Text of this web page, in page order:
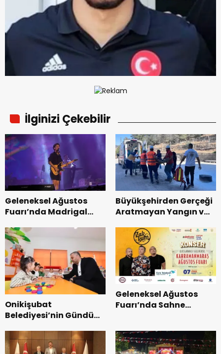
İlginizi Çekebilir
Geleneksel Ağustos
Fuarı’nda Madrigal
Büyükşehirden Gerçeği
Aratmayan Yangın ve
Onikişubat
Belediyesi’nin Gündüz
dönemin ön kayıtları
başladı.
Geleneksel Ağustos
Fuarı’nda Sahne